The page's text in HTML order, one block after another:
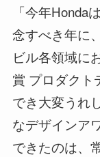
「今年Honda
念すべき年に
ビル各領域に
賞 プロダクト
でき大変うれ
なデザインア
できたのは、